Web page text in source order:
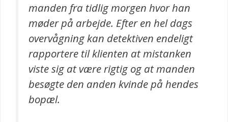
manden fra tidlig morgen hvor han
møder på arbejde. Efter en hel dags
overvågning kan detektiven endeligt
rapportere til klienten at mistanken
viste sig at være rigtig og at manden
besøgte den anden kvinde på hendes
bopæl.